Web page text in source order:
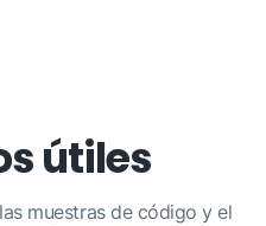
útiles
muestras de código y el